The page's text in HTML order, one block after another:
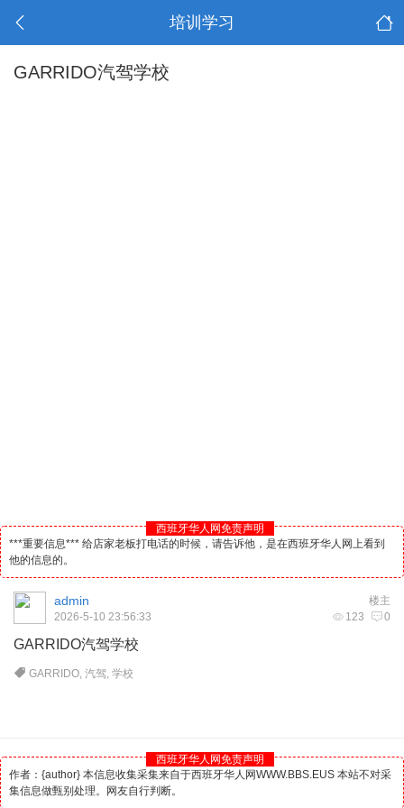
培训学习
GARRIDO汽驾学校
西班牙华人网免责声明
***重要信息*** 给店家老板打电话的时候，请告诉他，是在西班牙华人网上看到
他的信息的。
楼主
admin
123 0
2026-5-10 23:56:33
GARRIDO汽驾学校
GARRIDO,汽驾,学校
西班牙华人网免责声明
作者：{author} 本信息收集采集来自于西班牙华人网WWW.BBS.EUS 本站不对采
集信息做甄别处理。网友自行判断。